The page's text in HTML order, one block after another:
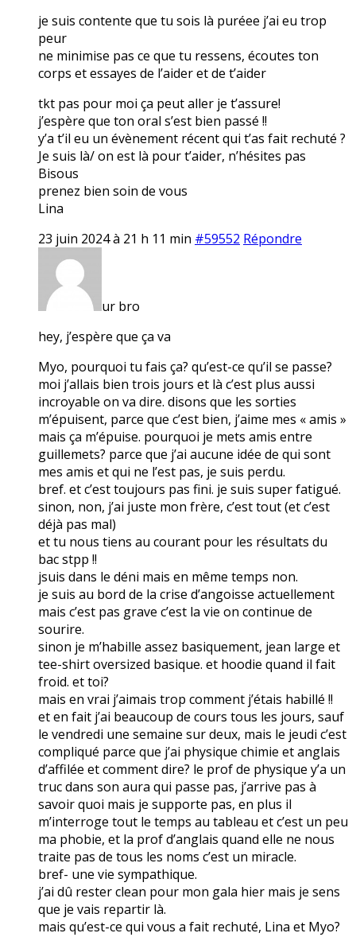
je suis contente que tu sois là puréee j’ai eu trop
peur
ne minimise pas ce que tu ressens, écoutes ton
corps et essayes de l’aider et de t’aider
tkt pas pour moi ça peut aller je t’assure!
j’espère que ton oral s’est bien passé !!
y’a t’il eu un évènement récent qui t’as fait rechuté ?
Je suis là/ on est là pour t’aider, n’hésites pas
Bisous
prenez bien soin de vous
Lina
23 juin 2024 à 21 h 11 min #59552 Répondre
ur bro
hey, j’espère que ça va
Myo, pourquoi tu fais ça? qu’est-ce qu’il se passe?
moi j’allais bien trois jours et là c’est plus aussi
incroyable on va dire. disons que les sorties
m’épuisent, parce que c’est bien, j’aime mes « amis »
mais ça m’épuise. pourquoi je mets amis entre
guillemets? parce que j’ai aucune idée de qui sont
mes amis et qui ne l’est pas, je suis perdu.
bref. et c’est toujours pas fini. je suis super fatigué.
sinon, non, j’ai juste mon frère, c’est tout (et c’est
déjà pas mal)
et tu nous tiens au courant pour les résultats du
bac stpp !!
jsuis dans le déni mais en même temps non.
je suis au bord de la crise d’angoisse actuellement
mais c’est pas grave c’est la vie on continue de
sourire.
sinon je m’habille assez basiquement, jean large et
tee-shirt oversized basique. et hoodie quand il fait
froid. et toi?
mais en vrai j’aimais trop comment j’étais habillé !!
et en fait j’ai beaucoup de cours tous les jours, sauf
le vendredi une semaine sur deux, mais le jeudi c’est
compliqué parce que j’ai physique chimie et anglais
d’affilée et comment dire? le prof de physique y’a un
truc dans son aura qui passe pas, j’arrive pas à
savoir quoi mais je supporte pas, en plus il
m’interroge tout le temps au tableau et c’est un peu
ma phobie, et la prof d’anglais quand elle ne nous
traite pas de tous les noms c’est un miracle.
bref- une vie sympathique.
j’ai dû rester clean pour mon gala hier mais je sens
que je vais repartir là.
mais qu’est-ce qui vous a fait rechuté, Lina et Myo?